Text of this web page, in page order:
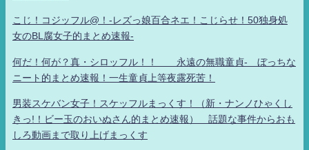
こじ！コジッフル@！-レズっ娘百合ネエ！こじらせ！50独身処
女のBL腐女子的まとめ速報-
何だ！何が？真・シロッフル！！ 永遠の無職童貞- ぼっちな
ニート的まとめ速報！一生童貞上等夜露死苦！
男装スケバン女子！スケッフルまっくす！（新・ナンノひゃくし
きっ!！ビー玉のおいぬさん的まとめ速報） 話題な事件からおも
しろ動画まで取り上げまっくす